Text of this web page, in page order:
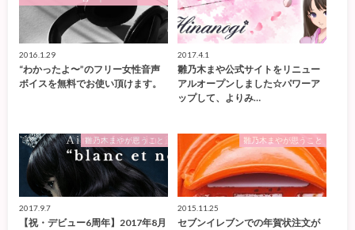
2016.1.29
“わかったよ〜”のフリー女性音声
ボイスを無料でお使い頂けます。
2017.4.1
雛乃木まや公式サイトをリニュー
アルオープンしました☆パワーア
ップして、よりみ…
雛乃木まやが思うこと
2017.9.7
【祝・デビュー6周年】2017年8月
雛乃木まやが思うこと
2015.11.25
セブンイレブンでの年賀状注文が